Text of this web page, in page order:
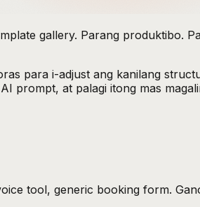
gallery. Parang produktibo.
para i-adjust ang kanilang
prompt, at palagi itong mas
tool, generic booking form.